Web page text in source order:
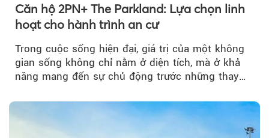
Căn hộ 2PN+ The Parkland: Lựa chọn linh
hoạt cho hành trình an cư
Trong cuộc sống hiện đại, giá trị của một không
gian sống không chỉ nằm ở diện tích, mà ở khả
năng mang đến sự chủ động trước những thay